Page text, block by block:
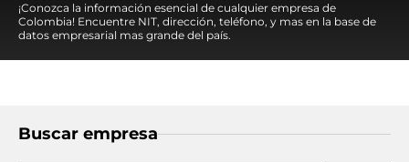
¡Conozca la información esencial de cualquier empresa de
Colombia! Encuentre NIT, dirección, teléfono, y mas en la base de
datos empresarial mas grande del país.
Buscar empresa